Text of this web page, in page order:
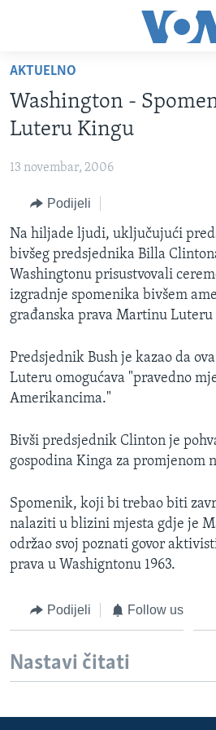
glavni
sadržaj
Pređi
na
glavnu
pretragu
TV PROGRAM
FOTOGRAFIJE DANA
VIJESTI
SJEDINJENE AMERIČKE DRŽAVE
BOSNA I HERCEGOVINA
SVIJET
NAUKA I TEHNOLOGIJA
SPECIJALNI PROJEKTI
KORUPCIJA
SLOBODA MEDIJA
ŽENSKA STRANA
IZBJEGLIČKA STRANA
MAGAZIN
Learning English
PRATITE NAS
Jezici
AKTUELNO
Washington -
Luteru Kingu
13 novembar, 2006
Podijeli
Na hiljade ljudi, uključujući
bivšeg predsjednika Billa
Washingtonu prisustvovali
izgradnje spomenika bivšem
građanska prava Martinu Luteru
Predsjednik Bush je kazao da
Luteru omogućava "pravedno
Amerikancima."
Bivši predsjednik Clinton je
gospodina Kinga za promjenom
Spomenik, koji bi trebao biti
nalaziti u blizini mjesta gdje je
održao svoj poznati govor
prava u Washigntonu 1963.
Podijeli Follow us
Nastavi čitati